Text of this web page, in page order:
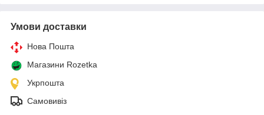
Умови доставки
Нова Пошта
Магазини Rozetka
Укрпошта
Самовивіз